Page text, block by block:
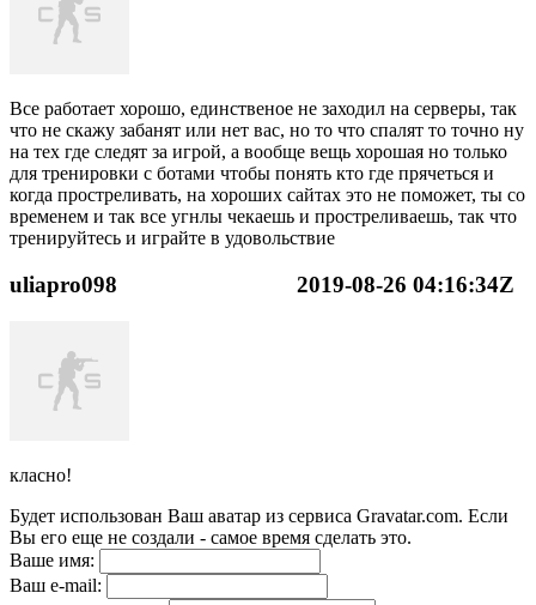
Все работает хорошо, единственое не заходил на серверы, так
что не скажу забанят или нет вас, но то что спалят то точно ну
на тех где следят за игрой, а вообще вещь хорошая но только
для тренировки с ботами чтобы понять кто где прячеться и
когда простреливать, на хороших сайтах это не поможет, ты со
временем и так все угнлы чекаешь и простреливаешь, так что
тренируйтесь и играйте в удовольствие
uliapro098 2019-08-26 04:16:34Z
класно!
Будет использован Ваш аватар из сервиса Gravatar.com. Если
Вы его еще не создали - самое время сделать это.
Ваше имя:
Ваш e-mail: